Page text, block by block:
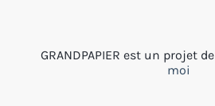
GRANDPAPIER est un projet de
moi